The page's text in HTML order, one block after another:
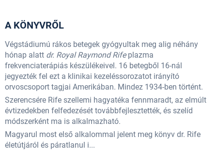
A KÖNYVRŐL
Végstádiumú rákos betegek gyógyultak meg alig néhány
hónap alatt dr. Royal Raymond Rifeplazma
frekvenciaterápiás készülékeivel. 16 betegből 16-nál
jegyezték fel ezt a klinikai kezeléssorozatot irányító
orvoscsoport tagjai Amerikában. Mindez 1934-ben történt.
Szerencsére Rife szellemi hagyatéka fennmaradt, az elmúlt
évtizedekben felfedezését továbbfejlesztették, és szelíd
módszerként ma is alkalmazható.
Magyarul most első alkalommal jelent meg könyv dr. Rife
életútjáról és páratlanul i...